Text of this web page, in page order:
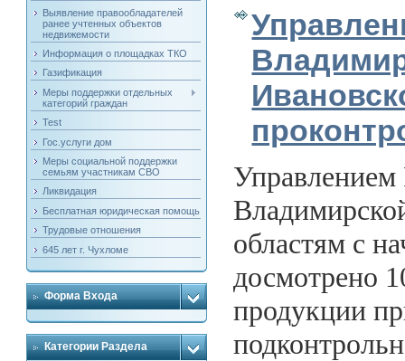
Выявление правообладателей
ранее учтенных объектов
недвижемости
Информация о площадках ТКО
Газификация
Меры поддержки отдельных
категорий граждан
Test
Гос.услуги дом
Меры социальной поддержки
семьям участникам СВО
Ликвидация
Бесплатная юридическая помощь
Трудовые отношения
645 лет г. Чухломе
Форма Входа
Категории Раздела
Управлением
областям с
досмотрено
продукции